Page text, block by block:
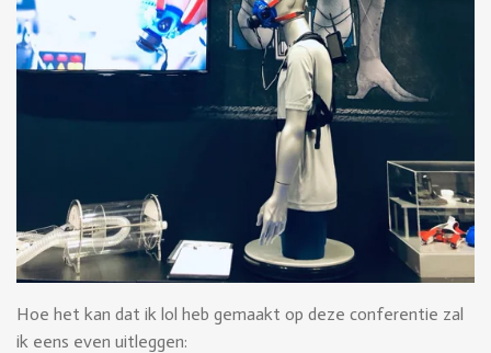
Hoe het kan dat ik lol heb gemaakt op deze conferentie zal
ik eens even uitleggen: